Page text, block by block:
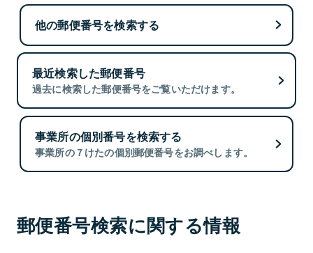
他の郵便番号を検索する
最近検索した郵便番号
過去に検索した郵便番号をご覧いただけます。
事業所の個別番号を検索する
事業所の７けたの個別郵便番号をお調べします。
郵便番号検索に関する情報